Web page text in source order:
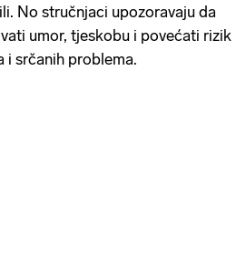
No stručnjaci upozoravaju da
umor, tjeskobu i povećati rizik
srčanih problema.